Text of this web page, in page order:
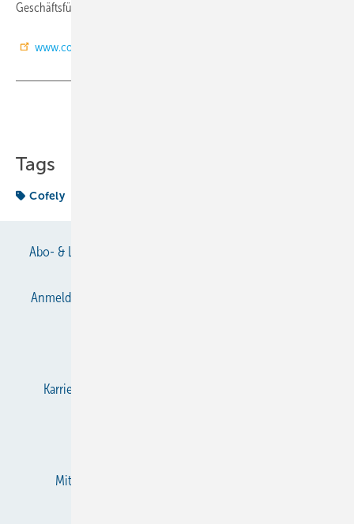
Geschäftsführer der Cofely Deutschland GmbH.
www.cofely.de
Tags
Cofely
Abo- & Leserservice
Anmelden
Karriere bei Gentner
Mitgliedschaften und Engagement